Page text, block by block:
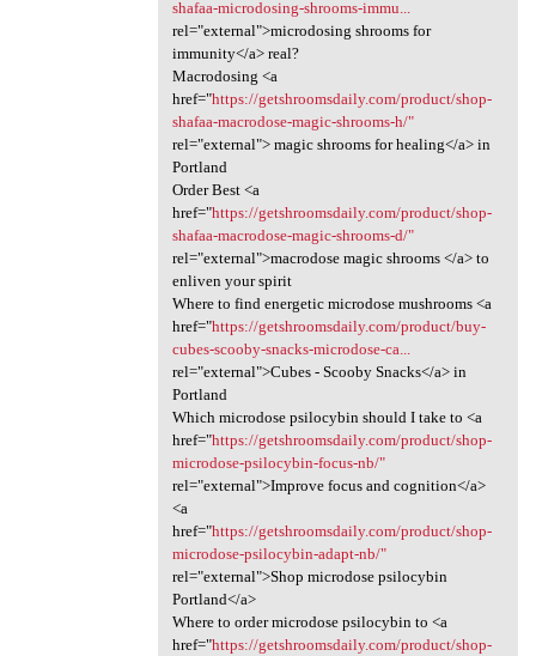
shafaa-microdosing-shrooms-immu...
rel="external">microdosing shrooms for
immunity</a> real?
Macrodosing <a
href="https://getshroomsdaily.com/product/shop-
shafaa-macrodose-magic-shrooms-h/"
rel="external"> magic shrooms for healing</a> in
Portland
Order Best <a
href="https://getshroomsdaily.com/product/shop-
shafaa-macrodose-magic-shrooms-d/"
rel="external">macrodose magic shrooms </a> to
enliven your spirit
Where to find energetic microdose mushrooms <a
href="https://getshroomsdaily.com/product/buy-
cubes-scooby-snacks-microdose-ca...
rel="external">Cubes - Scooby Snacks</a> in
Portland
Which microdose psilocybin should I take to <a
href="https://getshroomsdaily.com/product/shop-
microdose-psilocybin-focus-nb/"
rel="external">Improve focus and cognition</a>
<a
href="https://getshroomsdaily.com/product/shop-
microdose-psilocybin-adapt-nb/"
rel="external">Shop microdose psilocybin
Portland</a>
Where to order microdose psilocybin to <a
href="https://getshroomsdaily.com/product/shop-